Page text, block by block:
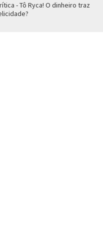
- Tô Ryca! O dinheiro traz